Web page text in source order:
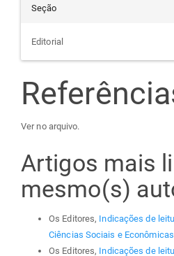
Seção
Editorial
Ver no arquivo.
Artigos mais
mesmo(s)
Os Editores, Indicações de
Ciências Sociais e
Os Editores, Indicações de